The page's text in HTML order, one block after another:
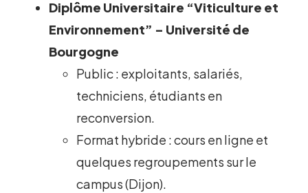
Diplôme Universitaire “Viticulture et
Environnement” – Université de
Bourgogne
Public : exploitants, salariés,
techniciens, étudiants en
reconversion.
Format hybride : cours en ligne et
quelques regroupements sur le
campus (Dijon).